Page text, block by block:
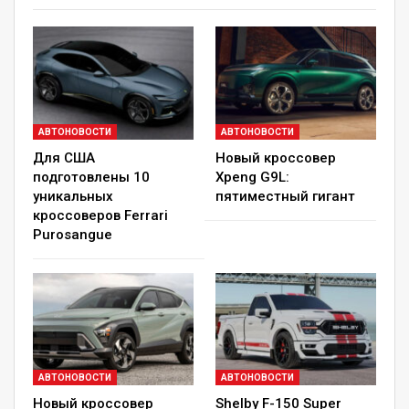
представлено новое поколение седана Nissan
Primera.
RELATED POSTS
Калужская область стала интереснее для
автопутешествий и…
в Австралии
Большой седан Buick Electra L7 обрёл
новую начинку
Авг 7, 2026
АВТОНОВОСТИ
Для США
подготовлены 10
уникальных
кроссоверов Ferrari
Purosangue
АВТОНОВОСТИ
Новый кроссовер
Xpeng G9L:
пятиместный гигант
АВТОНОВОСТИ
Новый кроссовер
АВТОНОВОСТИ
Shelby F-150 Super